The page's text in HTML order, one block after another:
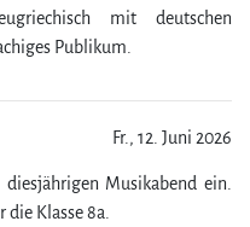
mit deutschen
Publikum.
Fr., 12. Juni 2026
Musikabend ein.
die Klasse 8a.